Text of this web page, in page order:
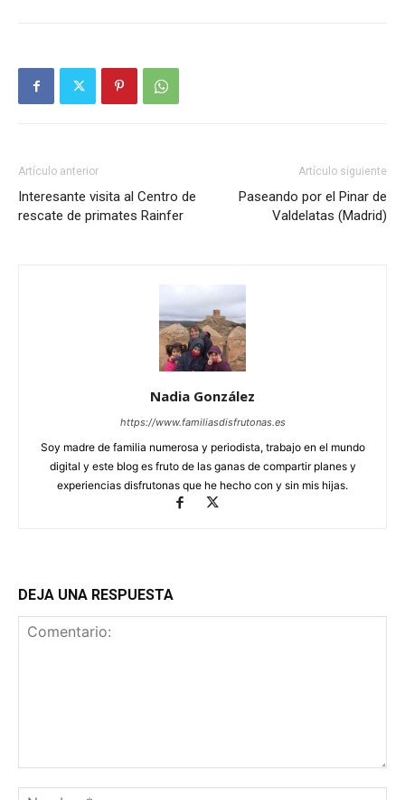
Artículo anterior
Interesante visita al Centro de
rescate de primates Rainfer
Artículo siguiente
Paseando por el Pinar de
Valdelatas (Madrid)
Nadia González
https://www.familiasdisfrutonas.es
Soy madre de familia numerosa y periodista, trabajo en el mundo
digital y este blog es fruto de las ganas de compartir planes y
experiencias disfrutonas que he hecho con y sin mis hijas.
DEJA UNA RESPUESTA